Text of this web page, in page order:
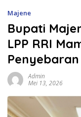
Majene
Bupati
LPP RRI
Admin
Mei 13, 2026